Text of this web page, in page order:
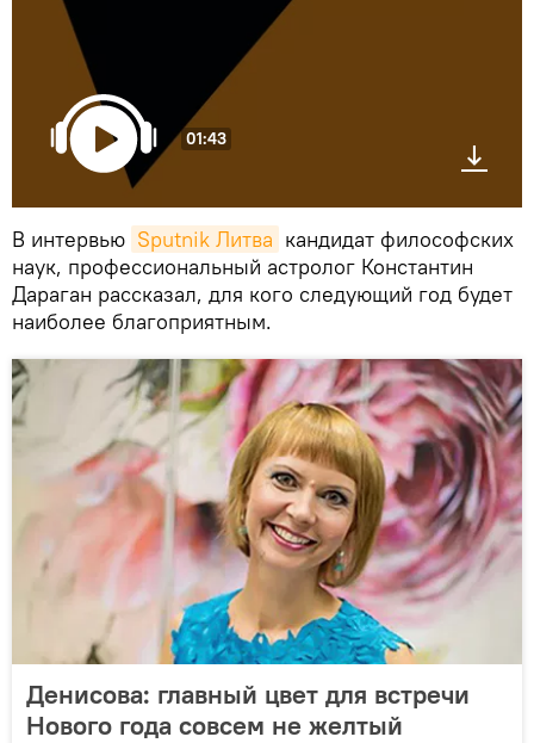
01:43
В интервью Sputnik Литва кандидат философских
наук, профессиональный астролог Константин
Дараган рассказал, для кого следующий год будет
наиболее благоприятным.
Денисова: главный цвет для встречи
Нового года совсем не желтый